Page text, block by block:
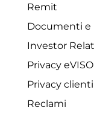
Remit
Documenti e
Investor
Privacy
Privacy
Reclami